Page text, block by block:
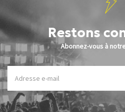
Restons
Abonnez-vous à